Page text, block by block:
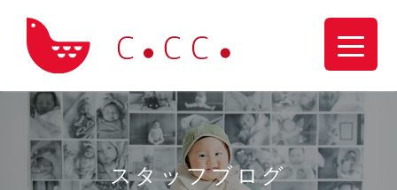
スタッフブログ